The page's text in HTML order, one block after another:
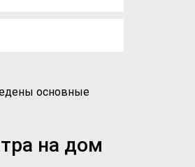
основные
на дом